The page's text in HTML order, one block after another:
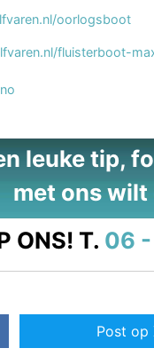
oorlogsboot
fluisterboot-
leuke tip,
met ons wilt
ONS! T. 06 -
Post op